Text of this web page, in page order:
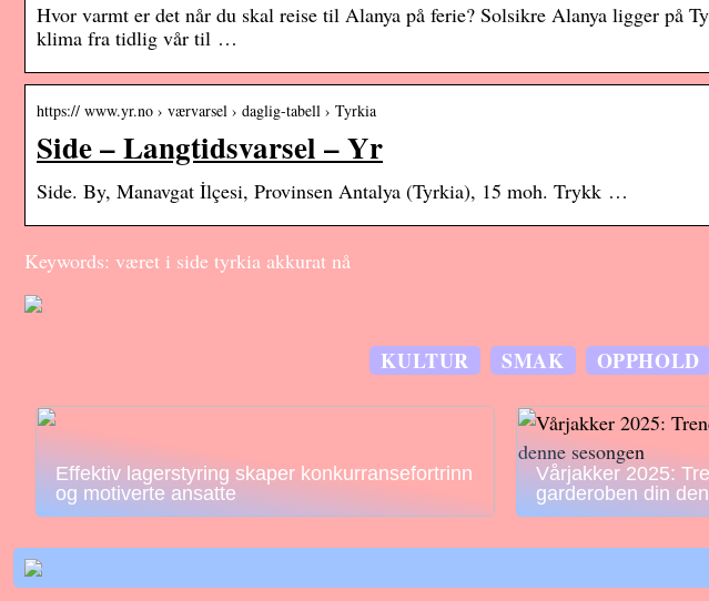
Hvor varmt er det når du skal reise til Alanya på ferie? Solsikre Alanya ligger på
klima fra tidlig vår til …
https:// www.yr.no › værvarsel › daglig-tabell › Tyrkia
Side – Langtidsvarsel – Yr
Side. By, Manavgat İlçesi, Provinsen Antalya (Tyrkia), 15 moh. Trykk …
Keywords: været i side tyrkia akkurat nå
KULTUR SMAK OPPHOLD
Effektiv lagerstyring skaper konkurransefortrinn
og motiverte ansatte
Vårjakker 2025:
garderoben din